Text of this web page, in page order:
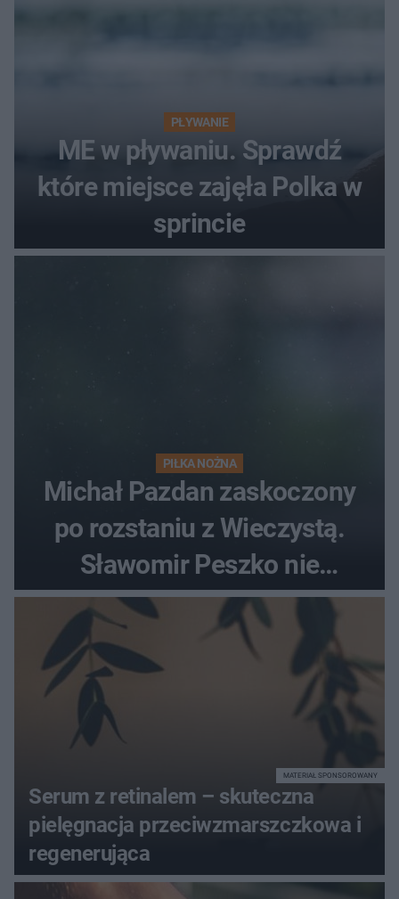
PŁYWANIE
ME w pływaniu. Sprawdź
które miejsce zajęła Polka w
sprincie
PIŁKA NOŻNA
Michał Pazdan zaskoczony
po rozstaniu z Wieczystą.
Sławomir Peszko nie
dotrzymał słowa?
Serum z retinalem – skuteczna
pielęgnacja przeciwzmarszczkowa i
regenerująca
MATERIAŁ SPONSOROWANY